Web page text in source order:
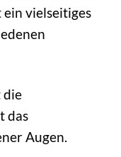
ein vielseitiges
die
das
Augen.